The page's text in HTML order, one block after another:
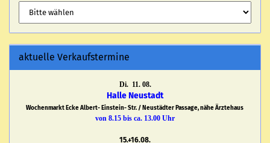
aktuelle Verkaufstermine
Di. 11. 08.
Halle Neustadt
Wochenmarkt Ecke Albert- Einstein- Str. / Neustädter Passage, nähe Ärztehaus
von 8.15 bis ca. 13.00 Uhr
15.+16.08.